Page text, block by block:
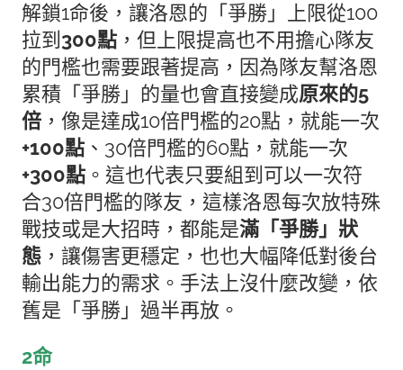
解鎖1命後，讓洛恩的「爭勝」上限從100
拉到 300點 ，但上限提高也不用擔心隊友
的門檻也需要跟著提高，因為隊友幫洛恩
累積「爭勝」的量也會直接變成原來的5
倍 ，像是達成10倍門檻的20點，就能一次
+100點 、30倍門檻的60點，就能一次
+300點 。 這也代表只要組到可以一次符
合30倍門檻的隊友，這樣洛恩每次放特殊
戰技或是大招時，都能是滿「爭勝」狀
態 ，讓傷害更穩定，也也大幅降低對後台
輸出能力的需求。手法上沒什麼改變，依
舊是「爭勝」過半再放。
2命